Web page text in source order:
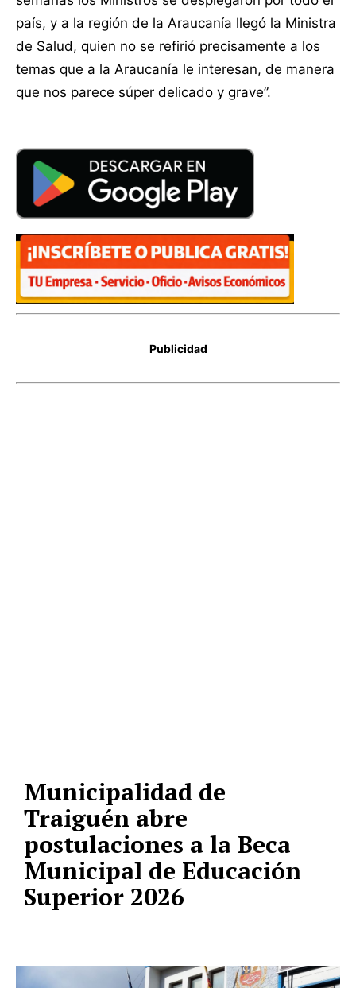
país, y a la región de la Araucanía llegó la Ministra
de Salud, quien no se refirió precisamente a los
temas que a la Araucanía le interesan, de manera
que nos parece súper delicado y grave”.
Publicidad